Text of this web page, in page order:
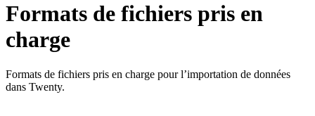
Formats de fichiers pris en
charge
Formats de fichiers pris en charge pour l’importation de données
dans Twenty.